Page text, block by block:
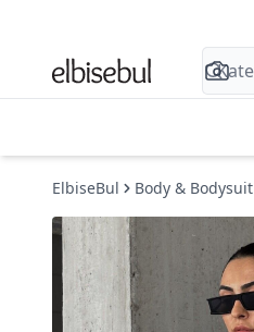
ElbiseBul Body & Bodysuit